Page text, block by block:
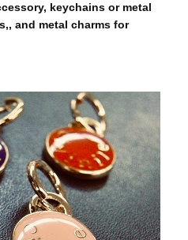
keychains or metal
and metal charms for